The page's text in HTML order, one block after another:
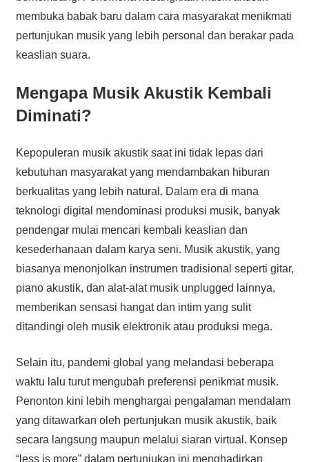
membuka babak baru dalam cara masyarakat menikmati
pertunjukan musik yang lebih personal dan berakar pada
keaslian suara.
Mengapa Musik Akustik Kembali
Diminati?
Kepopuleran musik akustik saat ini tidak lepas dari
kebutuhan masyarakat yang mendambakan hiburan
berkualitas yang lebih natural. Dalam era di mana
teknologi digital mendominasi produksi musik, banyak
pendengar mulai mencari kembali keaslian dan
kesederhanaan dalam karya seni. Musik akustik, yang
biasanya menonjolkan instrumen tradisional seperti gitar,
piano akustik, dan alat-alat musik unplugged lainnya,
memberikan sensasi hangat dan intim yang sulit
ditandingi oleh musik elektronik atau produksi mega.
Selain itu, pandemi global yang melandasi beberapa
waktu lalu turut mengubah preferensi penikmat musik.
Penonton kini lebih menghargai pengalaman mendalam
yang ditawarkan oleh pertunjukan musik akustik, baik
secara langsung maupun melalui siaran virtual. Konsep
“less is more” dalam pertunjukan ini menghadirkan